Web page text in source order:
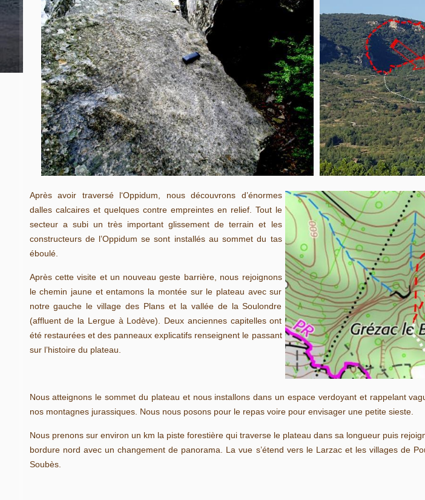
Après avoir traversé l‘Oppidum, nous découvrons d’énormes
dalles calcaires et quelques contre empreintes en relief. Tout le
secteur a subi un très important glissement de terrain et les
constructeurs de l’Oppidum se sont installés au sommet du tas
éboulé.
Après cette visite et un nouveau geste barrière, nous rejoignons
le chemin jaune et entamons la montée sur le plateau avec sur
notre gauche le village des Plans et la vallée de la Soulondre
(affluent de la Lergue à Lodève). Deux anciennes capitelles ont
été restaurées et des panneaux explicatifs renseignent le passant
sur l’histoire du plateau.
Nous atteignons le sommet du plateau et nous installons dans un espace verdoyant et rappelant
nos montagnes jurassiques. Nous nous posons pour le repas voire pour envisager une petite sieste.
Nous prenons sur environ un km la piste forestière qui traverse le plateau dans sa longueur puis
bordure nord avec un changement de panorama. La vue s’étend vers le Larzac et les villages de
Soubès.